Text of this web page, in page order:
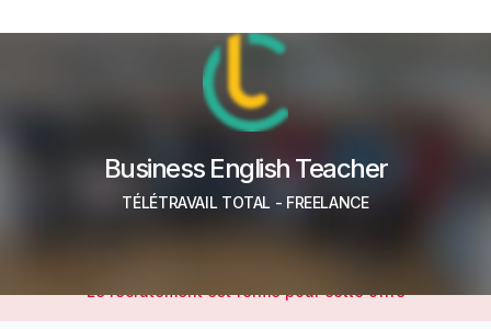
Business English Teacher
TÉLÉTRAVAIL TOTAL - FREELANCE
Le recrutement est fermé pour cette offre